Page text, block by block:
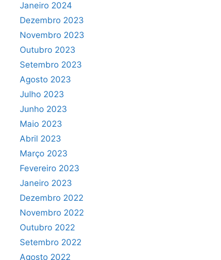
Janeiro 2024
Dezembro 2023
Novembro 2023
Outubro 2023
Setembro 2023
Agosto 2023
Julho 2023
Junho 2023
Maio 2023
Abril 2023
Março 2023
Fevereiro 2023
Janeiro 2023
Dezembro 2022
Novembro 2022
Outubro 2022
Setembro 2022
Agosto 2022